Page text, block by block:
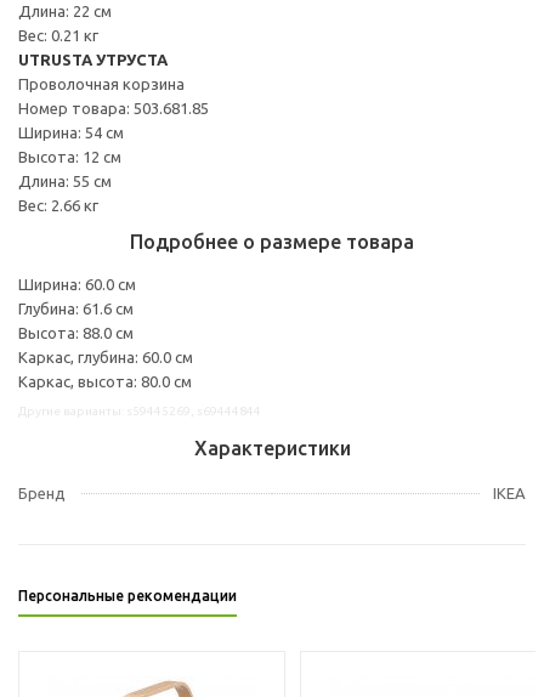
Длина: 22 см
Вес: 0.21 кг
UTRUSTA УТРУСТА
Проволочная корзина
Номер товара: 503.681.85
Ширина: 54 см
Высота: 12 см
Длина: 55 см
Вес: 2.66 кг
Подробнее о размере товара
Ширина: 60.0 см
Глубина: 61.6 см
Высота: 88.0 см
Каркас, глубина: 60.0 см
Каркас, высота: 80.0 см
Характеристики
Бренд IKEA
Персональные рекомендации